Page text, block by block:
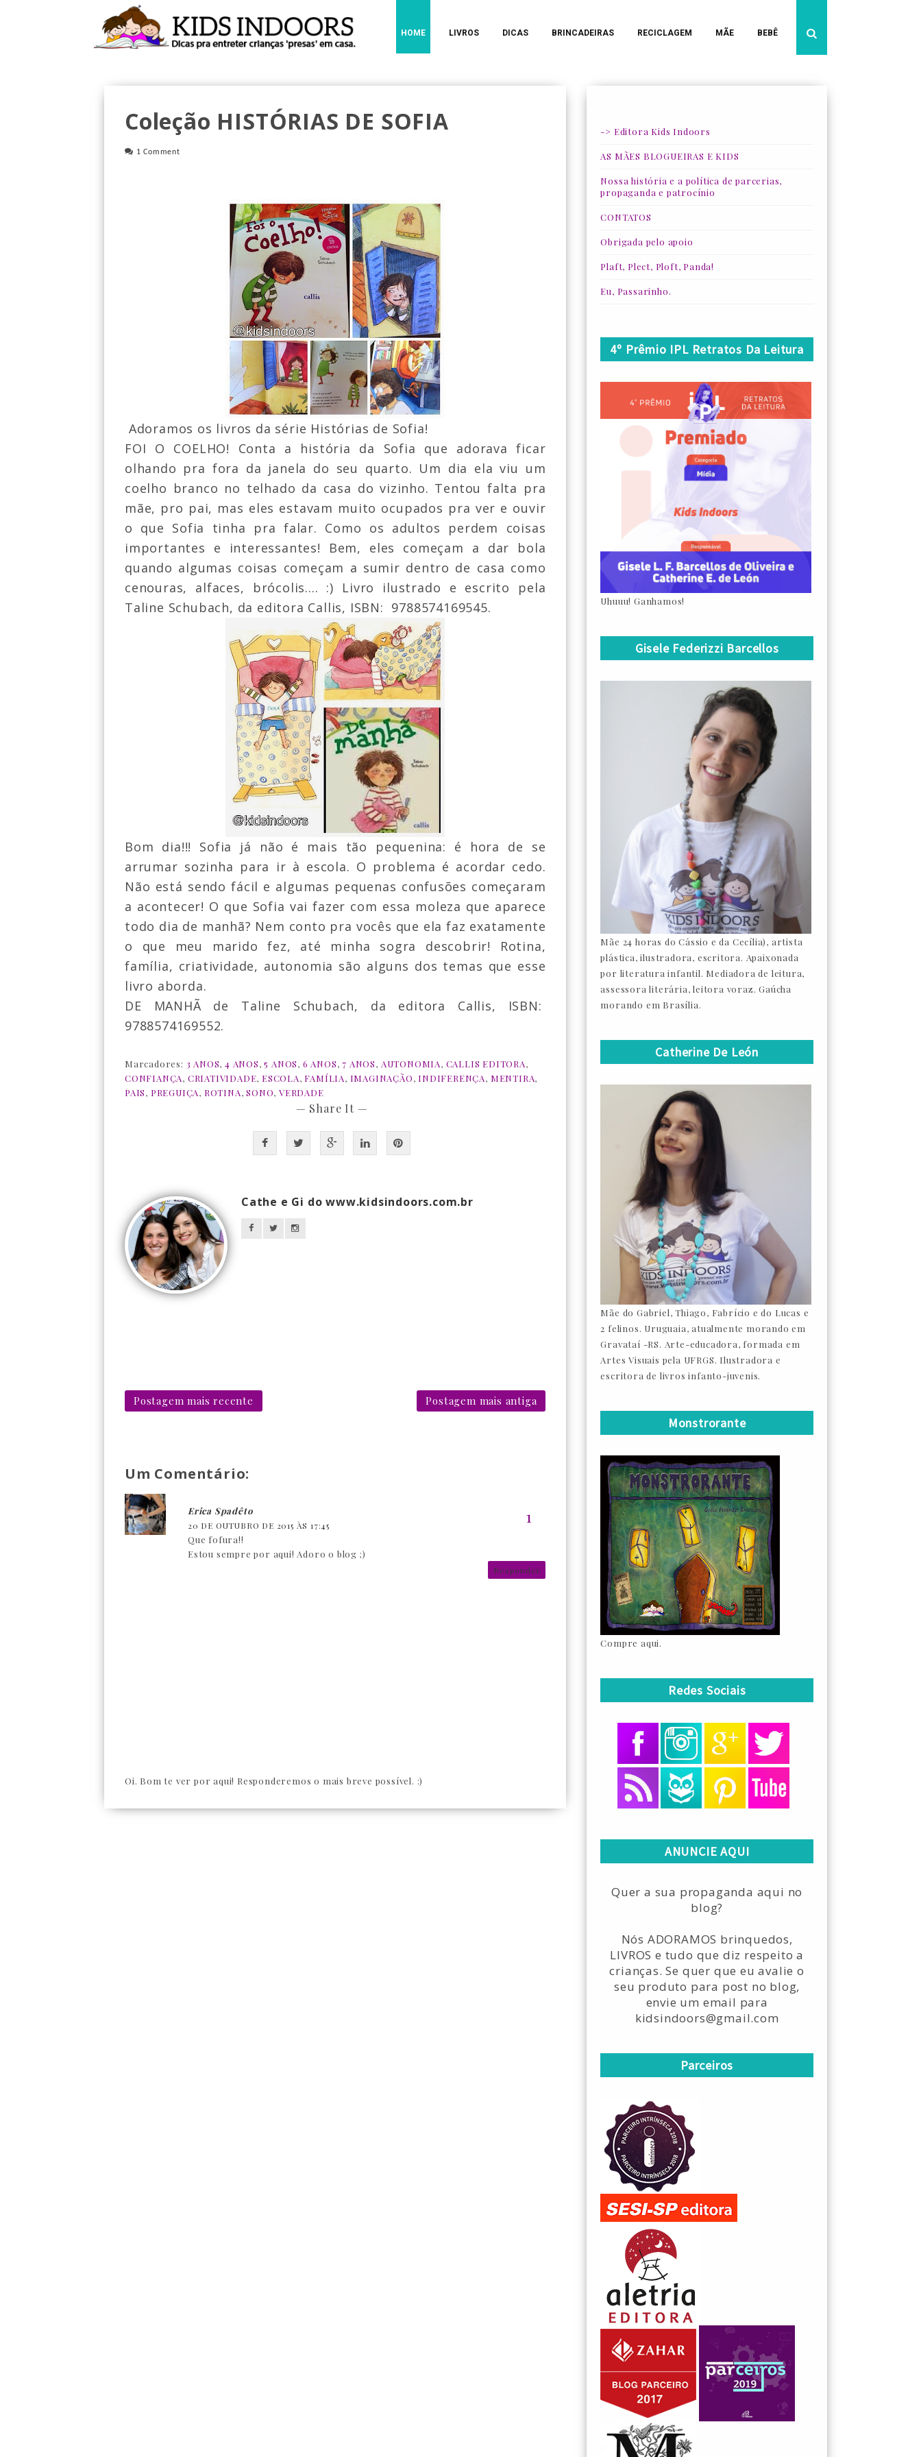
HOME LIVROS DICAS BRINCADEIRAS RECICLAGEM MÃE BEBÊ
Coleção HISTÓRIAS DE SOFIA
1 Comment
Adoramos os livros da série Histórias de Sofia!
FOI O COELHO! Conta a história da Sofia que adorava ficar
olhando pra fora da janela do seu quarto. Um dia ela viu um
coelho branco no telhado da casa do vizinho. Tentou falta pra
mãe, pro pai, mas eles estavam muito ocupados pra ver e ouvir
o que Sofia tinha pra falar. Como os adultos perdem coisas
importantes e interessantes! Bem, eles começam a dar bola
quando algumas coisas começam a sumir dentro de casa como
cenouras, alfaces, brócolis.... :) Livro ilustrado e escrito pela
Taline Schubach, da editora Callis, ISBN: 9788574169545.
Bom dia!!! Sofia já não é mais tão pequenina: é hora de se
arrumar sozinha para ir à escola. O problema é acordar cedo.
Não está sendo fácil e algumas pequenas confusões começaram
a acontecer! O que Sofia vai fazer com essa moleza que aparece
todo dia de manhã? Nem conto pra vocês que ela faz exatamente
o que meu marido fez, até minha sogra descobrir! Rotina,
família, criatividade, autonomia são alguns dos temas que esse
livro aborda.
DE MANHÃ de Taline Schubach, da editora Callis, ISBN:
9788574169552.
Marcadores: 3 ANOS,4 ANOS,5 ANOS, 6 ANOS, 7 ANOS, AUTONOMIA, CALLIS EDITORA,
CONFIANÇA, CRIATIVIDADE, ESCOLA, FAMÍLIA, IMAGINAÇÃO, INDIFERENÇA, MENTIRA,
PAIS, PREGUIÇA, ROTINA,SONO,VERDADE
— Share It —
Cathe e Gi do www.kidsindoors.com.br
Postagem mais recente Postagem mais antiga
Um Comentário:
Erica Spadêto
20 DE OUTUBRO DE 2015 ÀS 17:45
Que fofura!!
Estou sempre por aqui! Adoro o blog ;)
Responder
Oi. Bom te ver por aqui! Responderemos o mais breve possível. :)
-> Editora Kids Indoors
AS MÃES BLOGUEIRAS E KIDS
Nossa história e a política de parcerias,
propaganda e patrocínio
CONTATOS
Obrigada pelo apoio
Plaft, Plect, Ploft, Panda!
Eu, Passarinho.
4º Prêmio IPL Retratos Da Leitura
Uhuuu! Ganhamos!
Gisele Federizzi Barcellos
Mãe 24 horas do Cássio e da Cecília), artista
plástica, ilustradora, escritora. Apaixonada
por literatura infantil. Mediadora de leitura,
assessora literária, leitora voraz. Gaúcha
morando em Brasília.
Catherine De León
Mãe do Gabriel, Thiago, Fabrício e do Lucas e
2 felinos. Uruguaia, atualmente morando em
Gravataí -RS. Arte-educadora, formada em
Artes Visuais pela UFRGS. Ilustradora e
escritora de livros infanto-juvenis.
Monstrorante
Compre aqui.
Redes Sociais
ANUNCIE AQUI
Quer a sua propaganda aqui no
blog?
Nós ADORAMOS brinquedos,
LIVROS e tudo que diz respeito a
crianças. Se quer que eu avalie o
seu produto para post no blog,
envie um email para
kidsindoors@gmail.com
Parceiros